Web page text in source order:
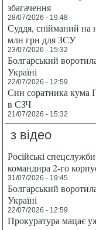
збагачення
28/07/2026 - 19:48
Суддя, спійманий на
млн грн для ЗСУ
23/07/2026 - 15:32
Болгарський
Україні
22/07/2026 - 12:59
Син соратника кума
в СЗЧ
21/07/2026 - 15:32
з відео
Російські
командира 2-го
31/07/2026 - 19:45
Болгарський
Україні
22/07/2026 - 12:59
Прокуратура мацає